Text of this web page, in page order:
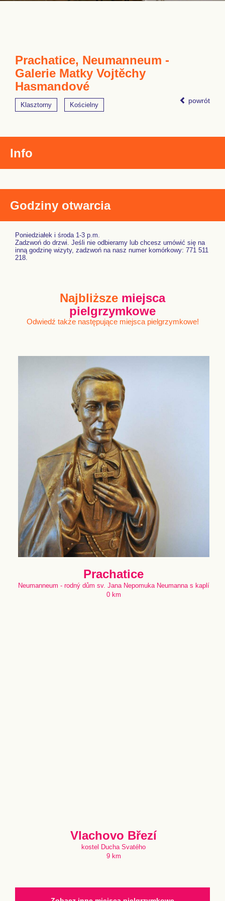
Prachatice, Neumanneum -
Galerie Matky Vojtěchy
Hasmandové
powrót
Klasztorny Kościelny
Info
Godziny otwarcia
Poniedziałek i środa 1-3 p.m.
Zadzwoń do drzwi. Jeśli nie odbieramy lub chcesz umówić się na
inną godzinę wizyty, zadzwoń na nasz numer komórkowy: 771 511
218.
Najbliższe miejsca
pielgrzymkowe
Odwiedź także następujące miejsca pielgrzymkowe!
Prachatice
Neumanneum - rodný dům sv. Jana Nepomuka Neumanna s kaplí
0 km
Vlachovo Březí
kostel Ducha Svatého
9 km